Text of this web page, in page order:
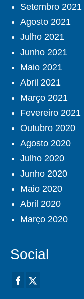
Setembro 2021
Agosto 2021
Julho 2021
Junho 2021
Maio 2021
Abril 2021
Março 2021
Fevereiro 2021
Outubro 2020
Agosto 2020
Julho 2020
Junho 2020
Maio 2020
Abril 2020
Março 2020
Social